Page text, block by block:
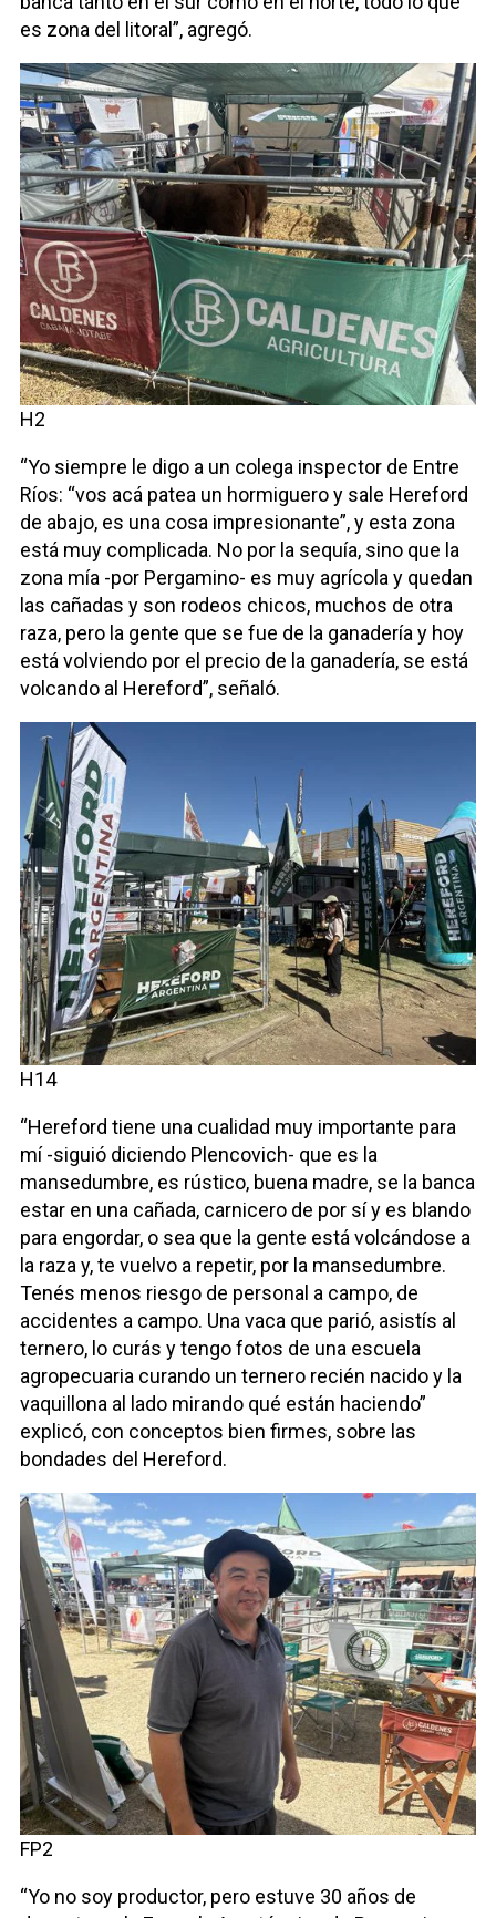
es zona del litoral”, agregó.
H2
“Yo siempre le digo a un colega inspector de Entre
Ríos: “vos acá patea un hormiguero y sale Hereford
de abajo, es una cosa impresionante”, y esta zona
está muy complicada. No por la sequía, sino que la
zona mía -por Pergamino- es muy agrícola y quedan
las cañadas y son rodeos chicos, muchos de otra
raza, pero la gente que se fue de la ganadería y hoy
está volviendo por el precio de la ganadería, se está
volcando al Hereford”, señaló.
H14
“Hereford tiene una cualidad muy importante para
mí -siguió diciendo Plencovich- que es la
mansedumbre, es rústico, buena madre, se la banca
estar en una cañada, carnicero de por sí y es blando
para engordar, o sea que la gente está volcándose a
la raza y, te vuelvo a repetir, por la mansedumbre.
Tenés menos riesgo de personal a campo, de
accidentes a campo. Una vaca que parió, asistís al
ternero, lo curás y tengo fotos de una escuela
agropecuaria curando un ternero recién nacido y la
vaquillona al lado mirando qué están haciendo”
explicó, con conceptos bien firmes, sobre las
bondades del Hereford.
FP2
“Yo no soy productor, pero estuve 30 años de